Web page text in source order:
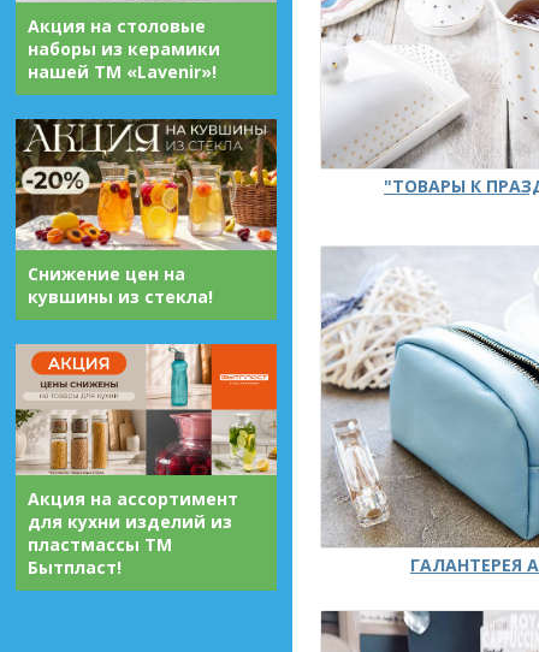
Акция на столовые
наборы из керамики
нашей ТМ «Lavenir»!
Снижение цен на
кувшины из стекла!
Акция на ассортимент
для кухни изделий из
пластмассы ТМ
Бытпласт!
"ТОВАРЫ К
ГАЛАНТЕРЕЯ